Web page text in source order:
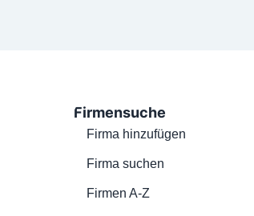
Firmensuche
Firma hinzufügen
Firma suchen
Firmen A-Z